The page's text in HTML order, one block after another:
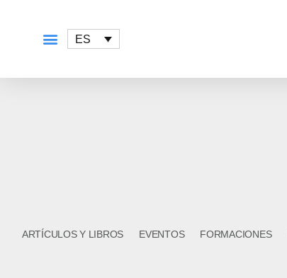
ES
ARTÍCULOS Y LIBROS EVENTOS FORMACIONES